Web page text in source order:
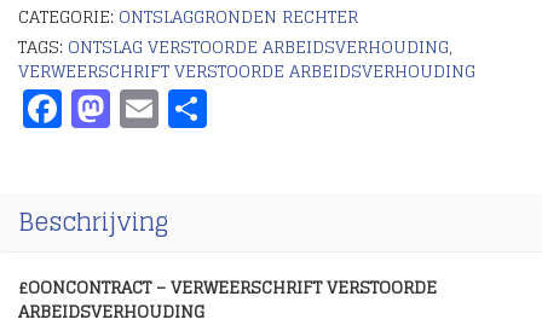
CATEGORIE: ONTSLAGGRONDEN RECHTER
TAGS: ONTSLAG VERSTOORDE ARBEIDSVERHOUDING,
VERWEERSCHRIFT VERSTOORDE ARBEIDSVERHOUDING
Facebook
Mastodon
Email
Beschrijving
£OONCONTRACT – VERWEERSCHRIFT VERSTOORDE
ARBEIDSVERHOUDING